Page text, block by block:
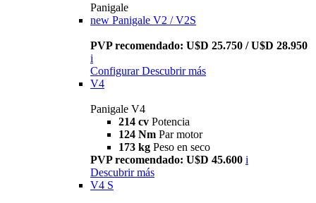
Panigale
new Panigale V2 / V2S
PVP recomendado: U$D 25.750 / U$D 28.950
i
Configurar Descubrir más
V4
Panigale V4
214 cv Potencia
124 Nm Par motor
173 kg Peso en seco
PVP recomendado: U$D 45.600 i
Descubrir más
V4 S